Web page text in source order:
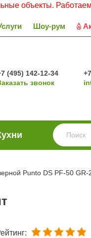
Работаем с
Шоу-рум
(495) 142-12-34
звонок
Punto DS PF-50 GR-